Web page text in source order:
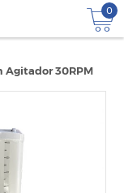
0
Agitador 30RPM